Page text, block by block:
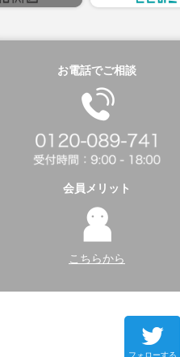
お電話でご相談
会員メリット
こちらから
フォローする